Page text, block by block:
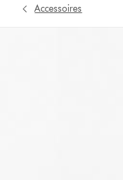
Accessoires